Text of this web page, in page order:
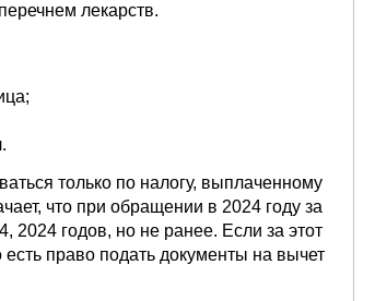
лекарств.
только по налогу, выплаченному
что при обращении в 2024 году за
2024 годов, но не ранее. Если за этот
право подать документы на вычет